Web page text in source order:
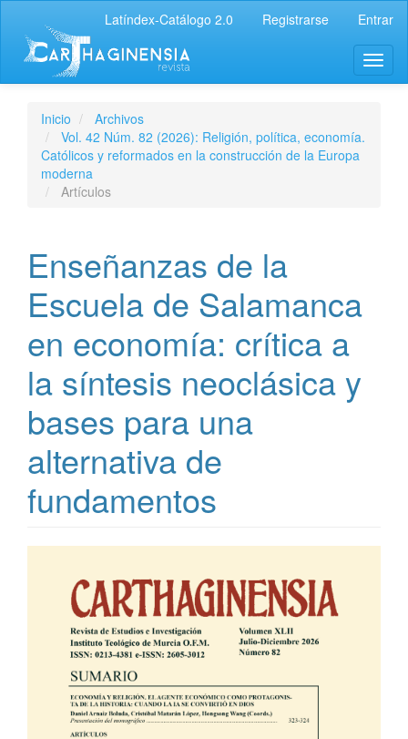
Latíndex-Catálogo 2.0 Registrarse Entrar
Inicio
Archivos
Vol. 42 Núm. 82 (2026): Religión, política, economía.
Católicos y reformados en la construcción de la Europa
moderna
Artículos
Enseñanzas de la
Escuela de Salamanca
en economía: crítica a
la síntesis neoclásica y
bases para una
alternativa de
fundamentos